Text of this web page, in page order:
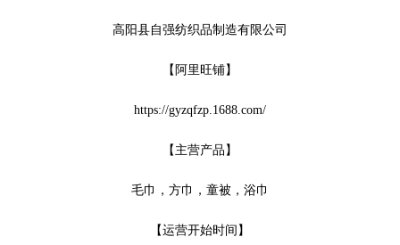
高阳县自强纺织品制造有限公司
【阿里旺铺】
https://gyzqfzp.1688.com/
【主营产品】
毛巾，方巾，童被，浴巾
【运营开始时间】